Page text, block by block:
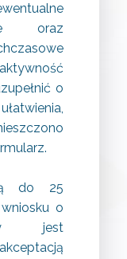
oraz
o
do 25
o
jest